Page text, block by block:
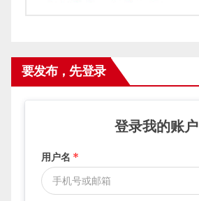
要发布，先登录
登录我的账户
用户名 *